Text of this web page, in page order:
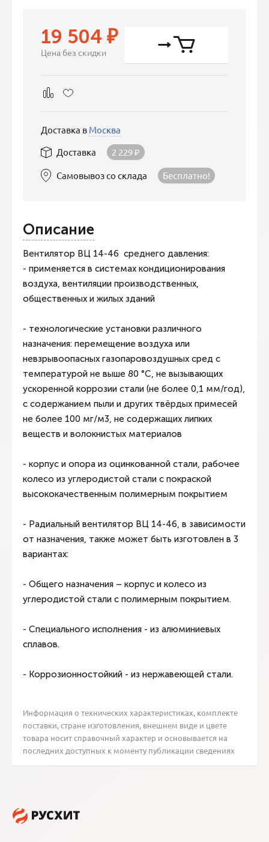
19 504 ₽
Цена без скидки
Доставка в Москва
Доставка
2 229₽
Самовывоз со склада Бесплатно!
Описание
Вентилятор ВЦ 14-46 среднего давления:
- применяется в системах кондиционирования
воздуха, вентиляции производственных,
общественных и жилых зданий
- технологические установки различного
назначения: перемещение воздуха или
невзрывоопасных газопаровоздушных сред с
температурой не выше 80 °С, не вызывающих
ускоренной коррозии стали (не более 0,1 мм/год),
с содержанием пыли и других твёрдых примесей
не более 100 мг/м3, не содержащих липких
веществ и волокнистых материалов
- корпус и опора из оцинкованной стали, рабочее
колесо из углеродистой стали с покраской
высококачественным полимерным покрытием
- Радиальный вентилятор ВЦ 14-46, в зависимости
от назначения, также может быть изготовлен в 3
вариантах:
- Общего назначения – корпус и колесо из
углеродистой стали с полимерным покрытием.
- Специального исполнения - из алюминиевых
сплавов.
- Коррозионностойкий - из нержавеющей стали.
Информация о технических характеристиках, комплекте
поставки, стране изготовления, внешнем виде и цвете
товара носит справочный характер и основывается на
последних доступных к моменту публикации сведениях